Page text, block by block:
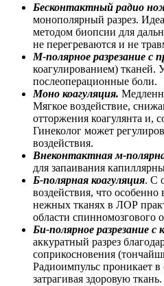
Бесконтактный радио
монополярный разрез.
методом биопсии для
не перегреваются и не
М-полярное разрезание с
коагулированием) тканей.
послеоперационные боли.
Моно коагуляция.
Мягкое воздействие,
отторжения коагулянта и,
Гинеколог может
воздействия.
Внеконтактная м-
для запаивания
Б-полярная коагуляция. С
воздействия, что
нежных тканях в ЛОР
области спинномозгового
Би-полярное разрезание с
аккуратный разрез
соприкосновения
Радиоимпульс проникает
затрагивая здоровую ткань.